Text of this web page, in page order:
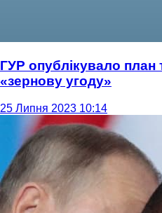
ГУР опублікувало план
«зернову угоду»
25 Липня 2023 10:14